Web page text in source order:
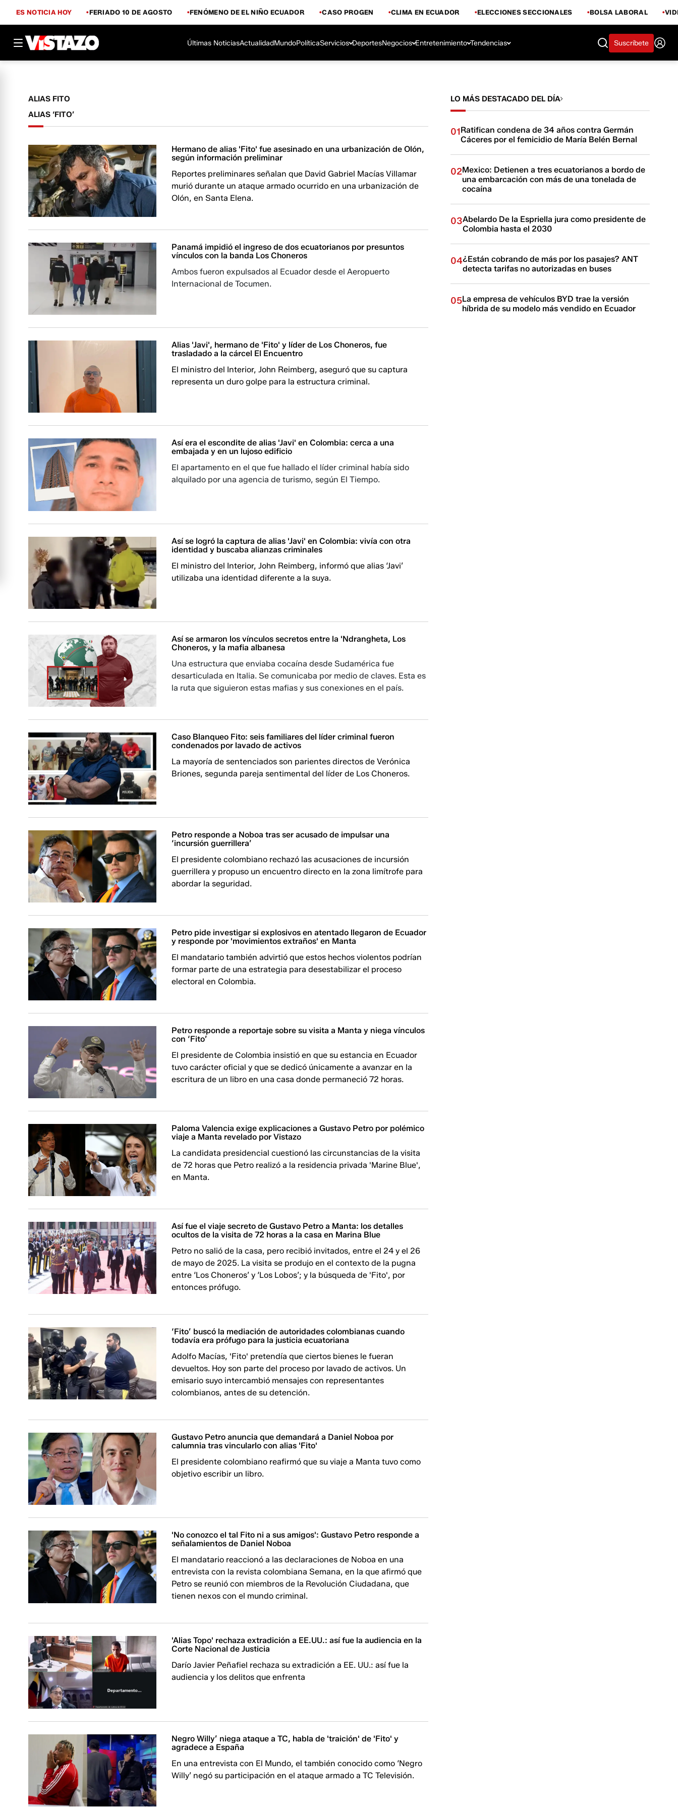
ES NOTICIA HOY FERIADO 10 DE AGOSTO FENÓMENO DE EL NIÑO ECUADOR CASO PROGEN CLIMA EN ECUADOR ELECCIONES SECCIONALES BOLSA LABORAL
Últimas NoticiasActualidadMundoPolíticaServicios DeportesNegocios Entretenimiento Tendencias Suscríbete
ALIAS FITO
ALIAS ‘FITO’
Hermano de alias 'Fito' fue asesinado en una urbanización de Olón,
según información preliminar
Reportes preliminares señalan que David Gabriel Macías Villamar
murió durante un ataque armado ocurrido en una urbanización de
Olón, en Santa Elena.
Panamá impidió el ingreso de dos ecuatorianos por presuntos
vínculos con la banda Los Choneros
Ambos fueron expulsados al Ecuador desde el Aeropuerto
Internacional de Tocumen.
Alias 'Javi', hermano de 'Fito' y líder de Los Choneros, fue
trasladado a la cárcel El Encuentro
El ministro del Interior, John Reimberg, aseguró que su captura
representa un duro golpe para la estructura criminal.
Así era el escondite de alias 'Javi' en Colombia: cerca a una
embajada y en un lujoso edificio
El apartamento en el que fue hallado el líder criminal había sido
alquilado por una agencia de turismo, según El Tiempo.
Así se logró la captura de alias 'Javi' en Colombia: vivía con otra
identidad y buscaba alianzas criminales
El ministro del Interior, John Reimberg, informó que alias ‘Javi’
utilizaba una identidad diferente a la suya.
Así se armaron los vínculos secretos entre la 'Ndrangheta, Los
Choneros, y la mafia albanesa
Una estructura que enviaba cocaína desde Sudamérica fue
desarticulada en Italia. Se comunicaba por medio de claves. Esta es
la ruta que siguieron estas mafias y sus conexiones en el país.
Caso Blanqueo Fito: seis familiares del líder criminal fueron
condenados por lavado de activos
La mayoría de sentenciados son parientes directos de Verónica
Briones, segunda pareja sentimental del líder de Los Choneros.
Petro responde a Noboa tras ser acusado de impulsar una
‘incursión guerrillera’
El presidente colombiano rechazó las acusaciones de incursión
guerrillera y propuso un encuentro directo en la zona limítrofe para
abordar la seguridad.
Petro pide investigar si explosivos en atentado llegaron de Ecuador
y responde por 'movimientos extraños' en Manta
El mandatario también advirtió que estos hechos violentos podrían
formar parte de una estrategia para desestabilizar el proceso
electoral en Colombia.
Petro responde a reportaje sobre su visita a Manta y niega vínculos
con ‘Fito’
El presidente de Colombia insistió en que su estancia en Ecuador
tuvo carácter oficial y que se dedicó únicamente a avanzar en la
escritura de un libro en una casa donde permaneció 72 horas.
Paloma Valencia exige explicaciones a Gustavo Petro por polémico
viaje a Manta revelado por Vistazo
La candidata presidencial cuestionó las circunstancias de la visita
de 72 horas que Petro realizó a la residencia privada 'Marine Blue',
en Manta.
Así fue el viaje secreto de Gustavo Petro a Manta: los detalles
ocultos de la visita de 72 horas a la casa en Marina Blue
Petro no salió de la casa, pero recibió invitados, entre el 24 y el 26
de mayo de 2025. La visita se produjo en el contexto de la pugna
entre ‘Los Choneros’ y ‘Los Lobos’; y la búsqueda de 'Fito', por
entonces prófugo.
‘Fito’ buscó la mediación de autoridades colombianas cuando
todavía era prófugo para la justicia ecuatoriana
Adolfo Macías, 'Fito' pretendía que ciertos bienes le fueran
devueltos. Hoy son parte del proceso por lavado de activos. Un
emisario suyo intercambió mensajes con representantes
colombianos, antes de su detención.
Gustavo Petro anuncia que demandará a Daniel Noboa por
calumnia tras vincularlo con alias 'Fito'
El presidente colombiano reafirmó que su viaje a Manta tuvo como
objetivo escribir un libro.
'No conozco el tal Fito ni a sus amigos': Gustavo Petro responde a
señalamientos de Daniel Noboa
El mandatario reaccionó a las declaraciones de Noboa en una
entrevista con la revista colombiana Semana, en la que afirmó que
Petro se reunió con miembros de la Revolución Ciudadana, que
tienen nexos con el mundo criminal.
'Alias Topo' rechaza extradición a EE.UU.: así fue la audiencia en la
Corte Nacional de Justicia
Darío Javier Peñafiel rechaza su extradición a EE. UU.: así fue la
audiencia y los delitos que enfrenta
Negro Willy’ niega ataque a TC, habla de 'traición' de 'Fito' y
agradece a España
En una entrevista con El Mundo, el también conocido como ‘Negro
Willy’ negó su participación en el ataque armado a TC Televisión.
LO MÁS DESTACADO DEL DÍA
01Ratifican condena de 34 años contra Germán
Cáceres por el femicidio de María Belén Bernal
02Mexico: Detienen a tres ecuatorianos a bordo de
una embarcación con más de una tonelada de
cocaína
03Abelardo De la Espriella jura como presidente de
Colombia hasta el 2030
04¿Están cobrando de más por los pasajes? ANT
detecta tarifas no autorizadas en buses
05La empresa de vehículos BYD trae la versión
híbrida de su modelo más vendido en Ecuador